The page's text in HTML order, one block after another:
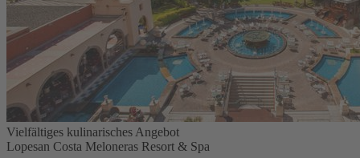
Vielfältiges kulinarisches Angebot
Lopesan Costa Meloneras Resort & Spa